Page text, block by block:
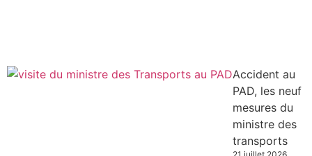
Accident au
PAD, les neuf
mesures du
ministre des
transports